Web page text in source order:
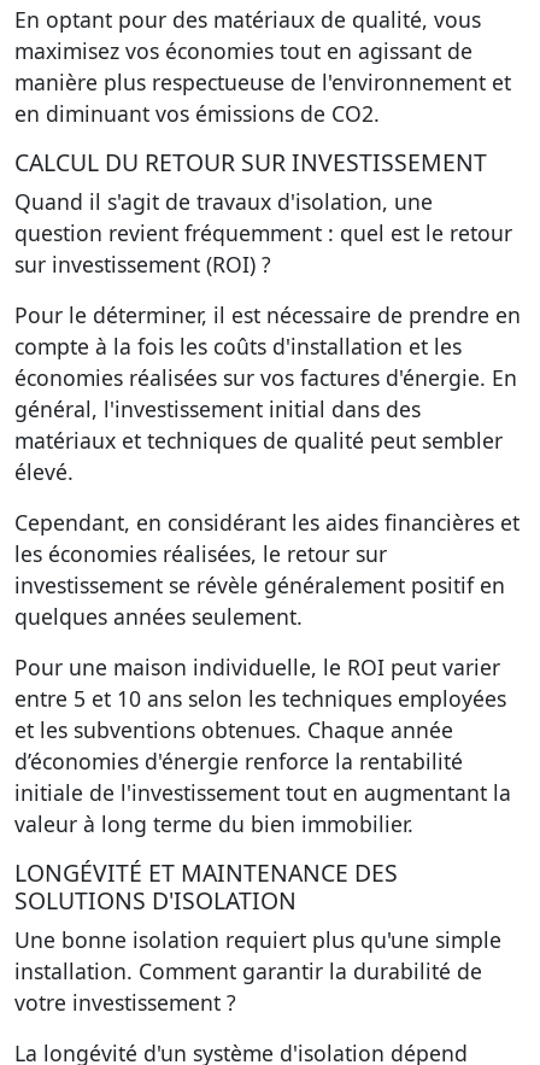
En optant pour des matériaux de qualité, vous
maximisez vos économies tout en agissant de
manière plus respectueuse de l'environnement et
en diminuant vos émissions de CO2.
CALCUL DU RETOUR SUR INVESTISSEMENT
Quand il s'agit de travaux d'isolation, une
question revient fréquemment : quel est le retour
sur investissement (ROI) ?
Pour le déterminer, il est nécessaire de prendre en
compte à la fois les coûts d'installation et les
économies réalisées sur vos factures d'énergie. En
général, l'investissement initial dans des
matériaux et techniques de qualité peut sembler
élevé.
Cependant, en considérant les aides financières et
les économies réalisées, le retour sur
investissement se révèle généralement positif en
quelques années seulement.
Pour une maison individuelle, le ROI peut varier
entre 5 et 10 ans selon les techniques employées
et les subventions obtenues. Chaque année
d’économies d'énergie renforce la rentabilité
initiale de l'investissement tout en augmentant la
valeur à long terme du bien immobilier.
LONGÉVITÉ ET MAINTENANCE DES
SOLUTIONS D'ISOLATION
Une bonne isolation requiert plus qu'une simple
installation. Comment garantir la durabilité de
votre investissement ?
La longévité d'un système d'isolation dépend